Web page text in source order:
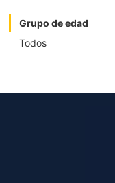
Grupo de edad
Todos